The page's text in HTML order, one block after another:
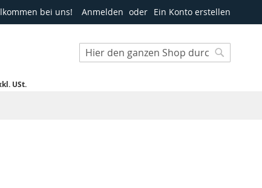
bei uns! Anmelden Ein Konto erstellen
Suche
USt.